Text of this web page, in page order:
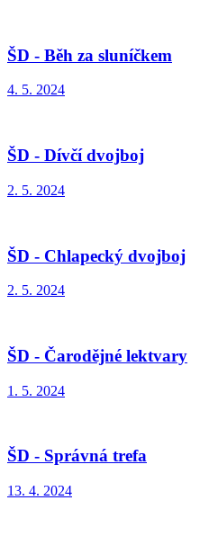
ŠD - Běh za sluníčkem
4. 5. 2024
ŠD - Dívčí dvojboj
2. 5. 2024
ŠD - Chlapecký dvojboj
2. 5. 2024
ŠD - Čarodějné lektvary
1. 5. 2024
ŠD - Správná trefa
13. 4. 2024